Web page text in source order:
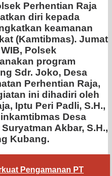
Perhentian Raja
diri kepada
keamanan
(Kamtibmas). Jumat
Polsek
program
Sdr. Joko, Desa
Perhentian Raja,
ini dihadiri oleh
Iptu Peri Padli, S.H.,
Desa
Akbar, S.H.,
Kubang.
Pengamanan PT